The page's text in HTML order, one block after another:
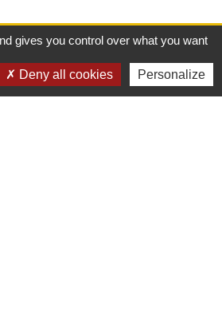
gives you control over what you want
Deny all cookies Personalize